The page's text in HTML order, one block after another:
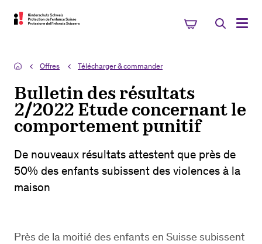
Offres Télécharger & commander
Bulletin des résultats
2/2022 Etude concernant le
comportement punitif
De nouveaux résultats attestent que près de
50% des enfants subissent des violences à la
maison
Près de la moitié des enfants en Suisse subissent